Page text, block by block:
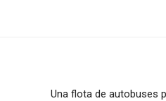
Una flota de autobuses